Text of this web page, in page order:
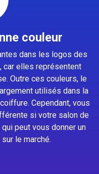
couleur
dans les logos des
car elles représentent
Outre ces couleurs, le
utilisés dans la
Cependant, vous
si votre salon de
peut vous donner un
le marché.